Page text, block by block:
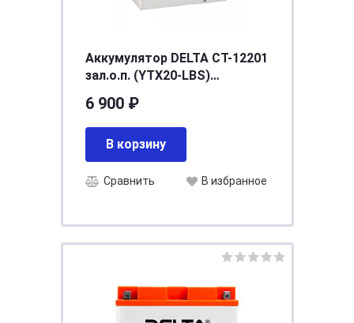
Аккумулятор DELTA СТ-12201
зал.о.п. (YTX20-LBS)
6 900 ₽
В корзину
Сравнить В избранное